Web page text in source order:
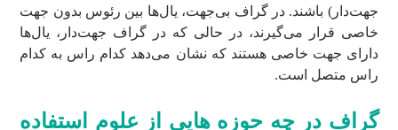
جهت‌دار) باشند. در گراف بی‌جهت، یال‌ها بین رئوس بدون جهت
خاصی قرار می‌گیرند، در حالی که در گراف جهت‌دار، یال‌ها
دارای جهت خاصی هستند که نشان می‌دهد کدام راس به کدام
راس متصل است.
گراف در چه حوزه هایی از علوم استفاده